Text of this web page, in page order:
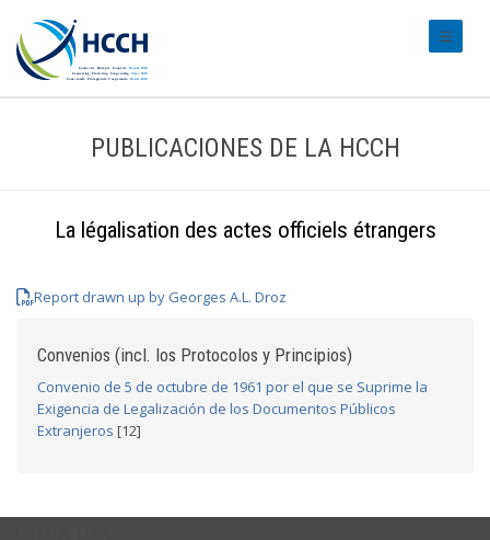
PUBLICACIONES DE LA HCCH
La légalisation des actes officiels étrangers
Report drawn up by Georges A.L. Droz
Convenios (incl. los Protocolos y Principios)
Convenio de 5 de octubre de 1961 por el que se Suprime la
Exigencia de Legalización de los Documentos Públicos
Extranjeros [12]